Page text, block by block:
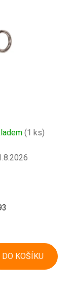
(1 ks)
DO KOŠÍKU